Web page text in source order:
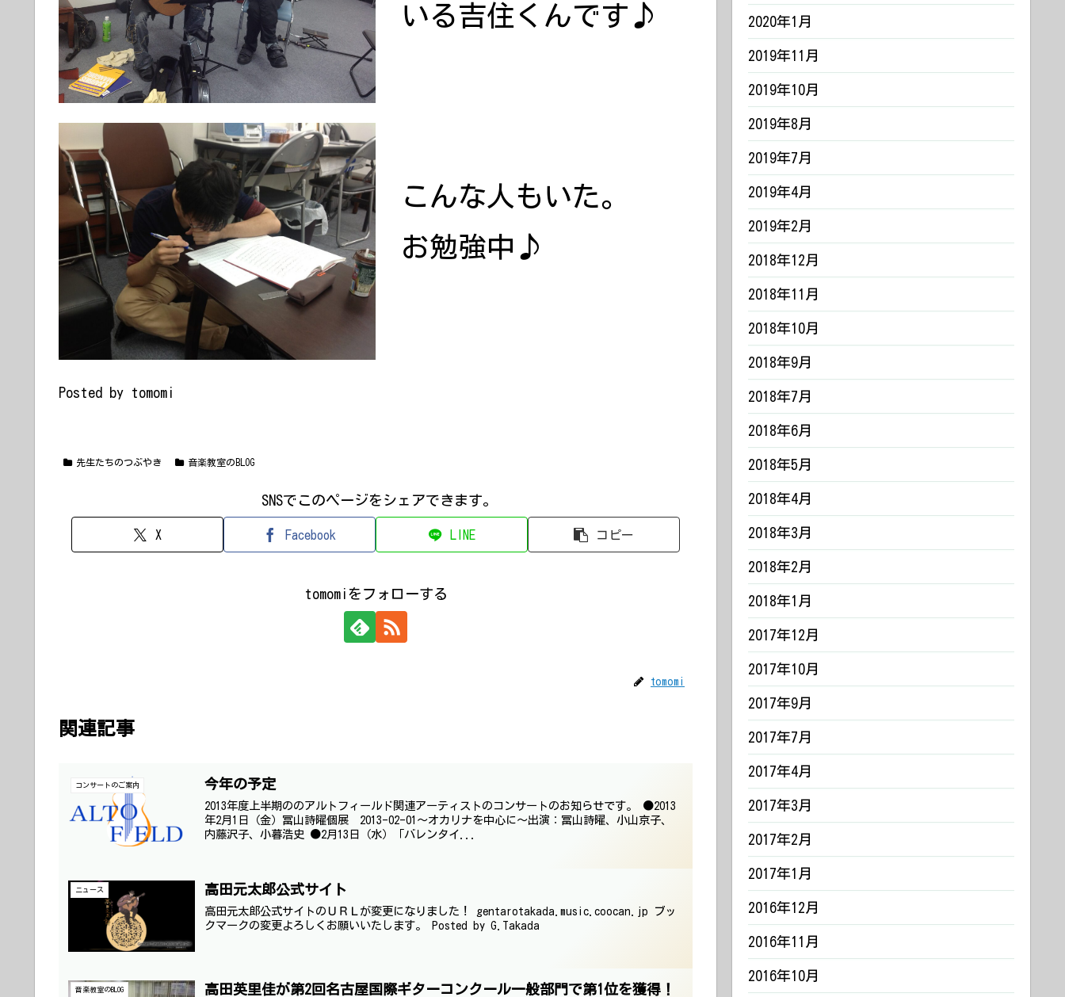
いる吉住くんです♪
こんな人もいた。
お勉強中♪
Posted by tomomi
先生たちのつぶやき 音楽教室のBLOG
SNSでこのページをシェアできます｡
X Facebook LINE コピー
tomomiをフォローする
tomomi
関連記事
コンサートのご案内 今年の予定
2013年度上半期ののアルトフィールド関連アーティストのコンサートのお知らせです。 ●2013
年2月1日（金）冨山詩曜個展 2013-02-01～オカリナを中心に～出演：冨山詩曜、小山京子、
内藤沢子、小暮浩史 ●2月13日（水）「バレンタイ...
ニュース 高田元太郎公式サイト
高田元太郎公式サイトのＵＲＬが変更になりました！ gentarotakada.music.coocan.jp ブッ
クマークの変更よろしくお願いいたします。 Posted by G.Takada
音楽教室のBLOG 高田英里佳が第2回名古屋国際ギターコンクール一般部門で第1位を獲得！
2020年1月
2019年11月
2019年10月
2019年8月
2019年7月
2019年4月
2019年2月
2018年12月
2018年11月
2018年10月
2018年9月
2018年7月
2018年6月
2018年5月
2018年4月
2018年3月
2018年2月
2018年1月
2017年12月
2017年10月
2017年9月
2017年7月
2017年4月
2017年3月
2017年2月
2017年1月
2016年12月
2016年11月
2016年10月